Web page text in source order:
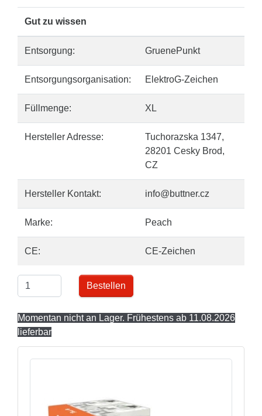
Gut zu wissen
Entsorgung: GruenePunkt
Entsorgungsorganisation: ElektroG-Zeichen
Füllmenge: XL
Hersteller Adresse:
Tuchorazska 1347,
28201 Cesky Brod,
CZ
Hersteller Kontakt: info@buttner.cz
Marke: Peach
CE: CE-Zeichen
Bestellen
Momentan nicht an Lager. Frühestens ab 11.08.2026
lieferbar